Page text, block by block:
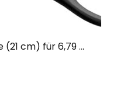
cm) für 6,79 ...